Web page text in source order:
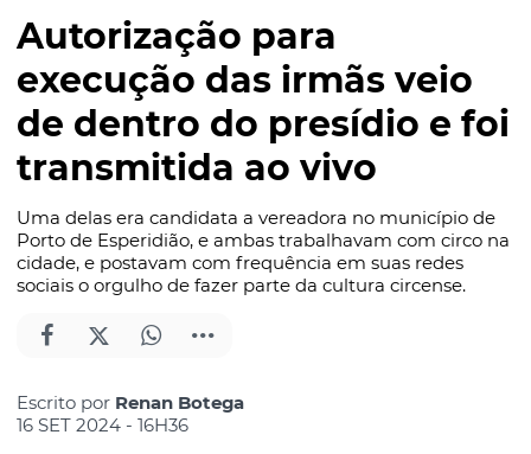
Autorização para
execução das irmãs veio
de dentro do presídio e foi
transmitida ao vivo
Uma delas era candidata a vereadora no município de
Porto de Esperidião, e ambas trabalhavam com circo na
cidade, e postavam com frequência em suas redes
sociais o orgulho de fazer parte da cultura circense.
Escrito por Renan Botega
16 SET 2024 - 16H36